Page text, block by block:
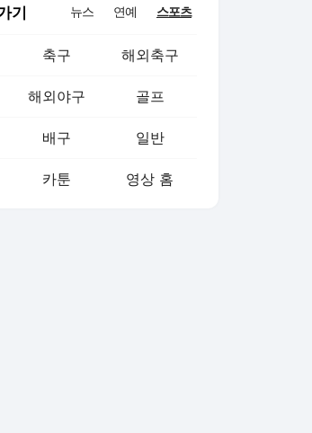
기 뉴스 연예 스포츠
축구 해외축구
해외야구 골프
배구 일반
카툰 영상 홈